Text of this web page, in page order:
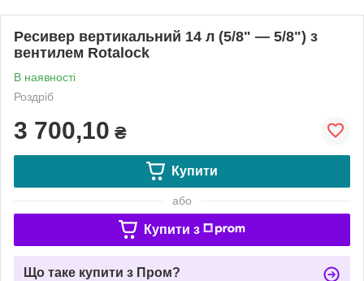
Ресивер вертикальний 14 л (5/8" — 5/8") з
вентилем Rotalock
В наявності
Роздріб
3 700,10 ₴
Купити
або
Купити з
Що таке купити з Пром?